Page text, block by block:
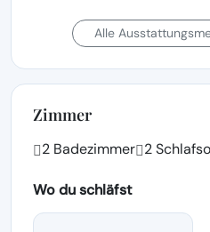
Garten-/Außendusche
Alle
Zimmer
2 Badezimmer 2
Wo du schläfst